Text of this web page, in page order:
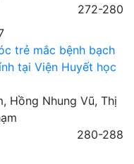
272-280
trẻ mắc bệnh bạch
tại Viện Huyết học
Hồng Nhung Vũ, Thị
280-288